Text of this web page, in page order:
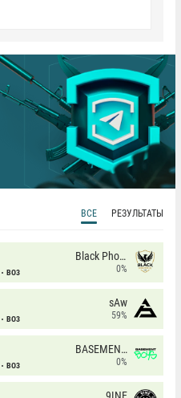
ВСЕ РЕЗУЛЬТАТЫ
BO3
Black Phoenix
0%
BO3
sAw
59%
BO3
BASEMENT BOYS
0%
9INE